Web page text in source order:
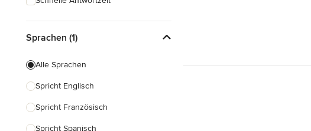
Sprachen (1)
Alle Sprachen
Spricht Englisch
Spricht Französisch
Spricht Spanisch